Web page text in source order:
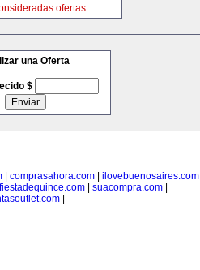
ofertas
una Oferta
$
comprasahora.com ilovebuenosaires.com
suacompra.com